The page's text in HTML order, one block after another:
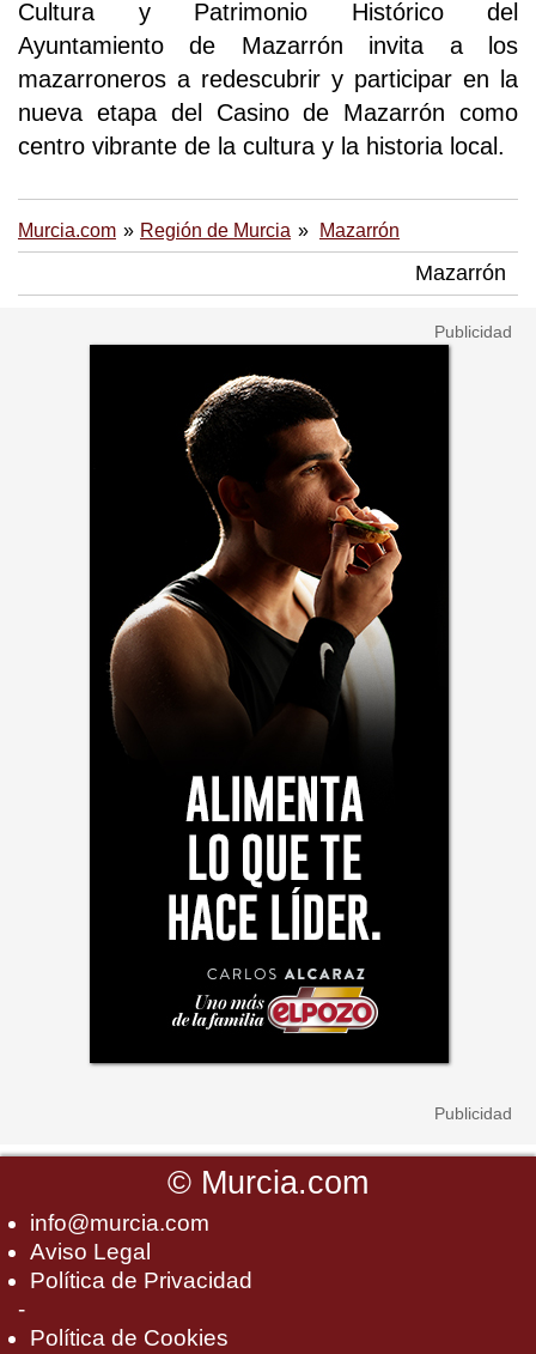
Cultura y Patrimonio Histórico del
Ayuntamiento de Mazarrón invita a los
mazarroneros a redescubrir y participar en la
nueva etapa del Casino de Mazarrón como
centro vibrante de la cultura y la historia local.
Murcia.com Región de Murcia Mazarrón
Mazarrón
© Murcia.com
info@murcia.com
Aviso Legal
Política de Privacidad
-
Política de Cookies